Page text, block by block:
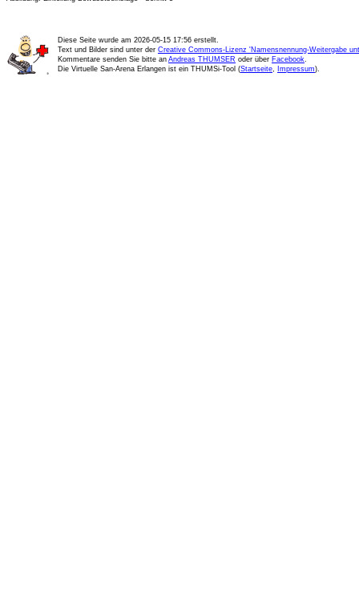
Diese Seite wurde am 2026-05-15 17:56 erstellt.
Text und Bilder sind unter der Creative Commons-Lizenz 'Namensnennung-Weitergabe
Kommentare senden Sie bitte an Andreas THUMSER oder über Facebook.
Die Virtuelle San-Arena Erlangen ist ein THUMSi-Tool (Startseite, Impressum).